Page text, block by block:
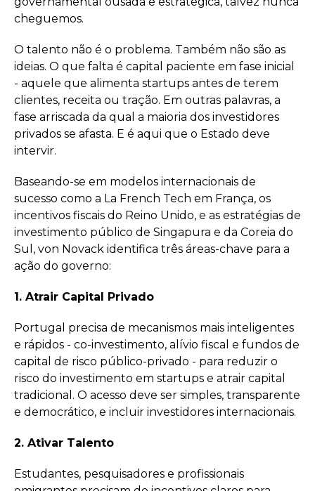
cheguemos.
O talento não é o problema. Também não são as
ideias. O que falta é capital paciente em fase inicial
- aquele que alimenta startups antes de terem
clientes, receita ou tração. Em outras palavras, a
fase arriscada da qual a maioria dos investidores
privados se afasta. E é aqui que o Estado deve
intervir.
Baseando-se em modelos internacionais de
sucesso como a La French Tech em França, os
incentivos fiscais do Reino Unido, e as estratégias de
investimento público de Singapura e da Coreia do
Sul, von Novack identifica três áreas-chave para a
ação do governo:
1. Atrair Capital Privado
Portugal precisa de mecanismos mais inteligentes
e rápidos - co-investimento, alívio fiscal e fundos de
capital de risco público-privado - para reduzir o
risco do investimento em startups e atrair capital
tradicional. O acesso deve ser simples, transparente
e democrático, e incluir investidores internacionais.
2. Ativar Talento
Estudantes, pesquisadores e profissionais